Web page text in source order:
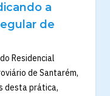
a
de
Residencial
de Santarém,
desta prática,